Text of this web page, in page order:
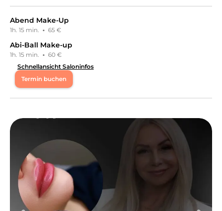
Abend Make-Up
1h. 15 min. · 65 €
Abi-Ball Make-up
1h. 15 min. · 60 €
Schnellansicht Saloninfos
Termin buchen
Mo 09:00 - 18:00
Di
09:00 - 18:00
Do 09:00 - 18:00
09:00 - 18:00